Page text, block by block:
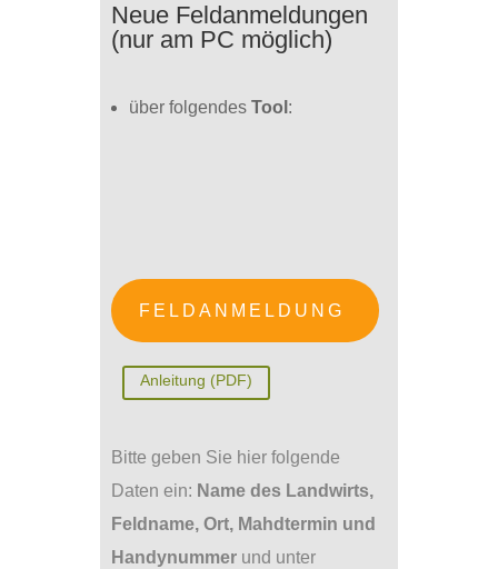
Neue Feldanmeldungen
(nur am PC möglich)
über folgendes Tool :
FELDANMELDUNG
Anleitung (PDF)
Bitte geben Sie hier folgende
Daten ein: Name des Landwirts,
Feldname, Ort, Mahdtermin und
Handynummerund unter